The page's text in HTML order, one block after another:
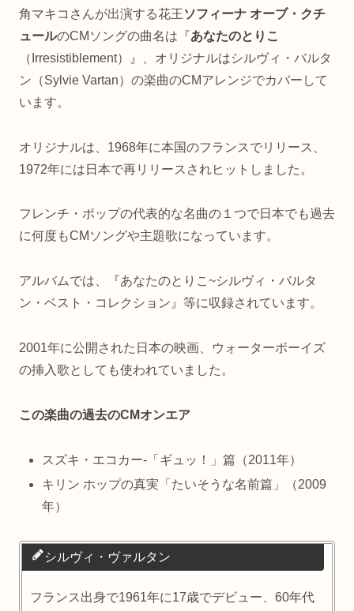
角マキコさんが出演する花王ソフィーナ オーブ・クチ
ュールのCMソングの曲名は『あなたのとりこ
（Irresistiblement）』、オリジナルはシルヴィ・バルタ
ン（Sylvie Vartan）の楽曲のCMアレンジでカバーして
います。
オリジナルは、1968年に本国のフランスでリリース、
1972年には日本で再リリースされヒットしました。
フレンチ・ポップの代表的な名曲の１つで日本でも過去
に何度もCMソングや主題歌になっています。
アルバムでは、『あなたのとりこ~シルヴィ・バルタ
ン・ベスト・コレクション』等に収録されています。
2001年に公開された日本の映画、ウォーターボーイズ
の挿入歌としても使われていました。
この楽曲の過去のCMオンエア
スズキ・エコカー-「ギュッ！」篇（2011年）
キリン ホップの真実「たいそうな名前篇」（2009
年）
シルヴィ・ヴァルタン
フランス出身で1961年に17歳でデビュー、60年代